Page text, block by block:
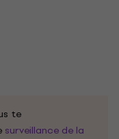
te
surveillance de la